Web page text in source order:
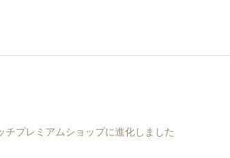
チプレミアムショップに進化しました